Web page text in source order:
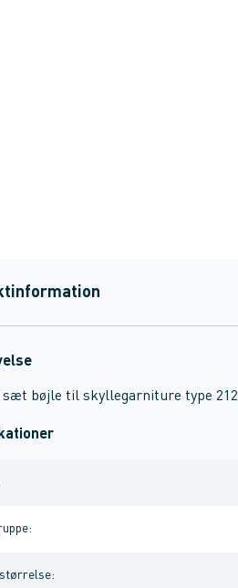
sæt bøjle til skyllegarniture type 212
:
: